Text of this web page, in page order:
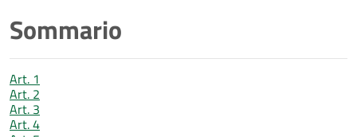
Sommario
Art. 1
Art. 2
Art. 3
Art. 4